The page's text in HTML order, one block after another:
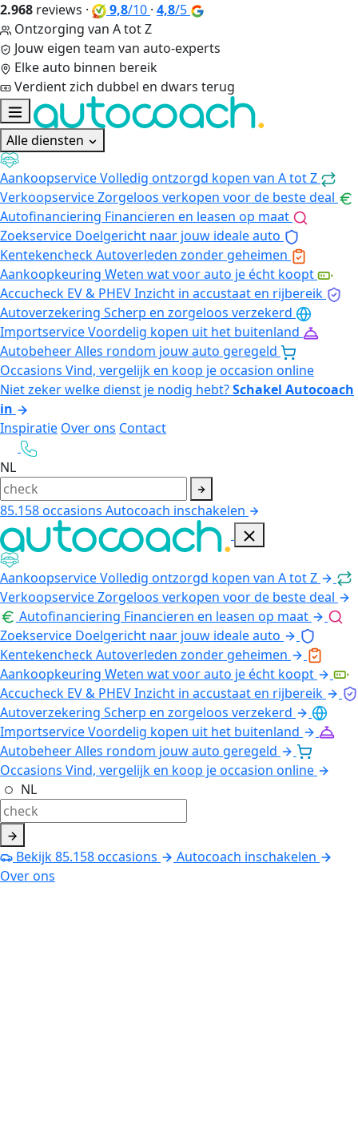
2.968 reviews · 9,8/10 · 4,8/5
Ontzorging van A tot Z
Jouw eigen team van auto-experts
Elke auto binnen bereik
Verdient zich dubbel en dwars terug
Alle diensten
AankoopserviceVolledig ontzorgd kopen van A tot Z
VerkoopserviceZorgeloos verkopen voor de beste deal
Autofinanciering Financieren en leasen op maat
Zoekservice Doelgericht naar jouw ideale auto
KentekencheckAutoverleden zonder geheimen
Aankoopkeuring Weten wat voor auto je écht koopt
Accucheck EV & PHEVInzicht in accustaat en rijbereik
Autoverzekering Scherp en zorgeloos verzekerd
ImportserviceVoordelig kopen uit het buitenland
AutobeheerAlles rondom jouw auto geregeld
Occasions Vind, vergelijk en koop je occasion online
Niet zeker welke dienst je nodig hebt?Schakel Autocoach
in
Inspiratie Over ons Contact
NL
85.158occasions Autocoach inschakelen
AankoopserviceVolledig ontzorgd kopen van A tot Z
VerkoopserviceZorgeloos verkopen voor de beste deal
Autofinanciering Financieren en leasen op maat
Zoekservice Doelgericht naar jouw ideale auto
KentekencheckAutoverleden zonder geheimen
Aankoopkeuring Weten wat voor auto je écht koopt
Accucheck EV & PHEVInzicht in accustaat en rijbereik
Autoverzekering Scherp en zorgeloos verzekerd
ImportserviceVoordelig kopen uit het buitenland
AutobeheerAlles rondom jouw auto geregeld
Occasions Vind, vergelijk en koop je occasion online
NL
Bekijk85.158occasions
Autocoach inschakelen
Over ons